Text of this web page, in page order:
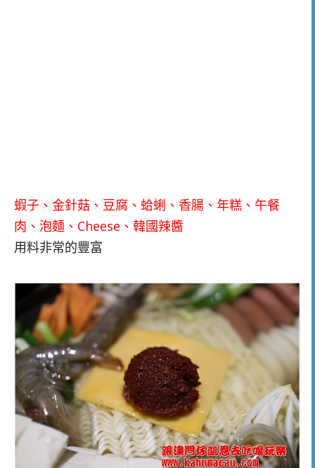
蝦子 、金針菇、豆腐、蛤蜊、香腸、年糕、午餐
肉、泡麵、Cheese、韓國辣醬
用料非常的豐富